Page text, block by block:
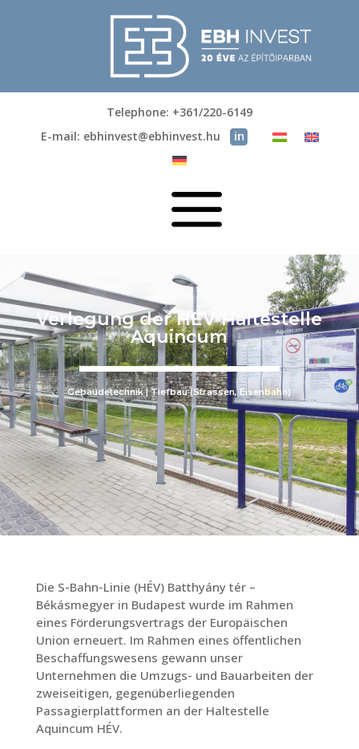
Telephone: +361/220-6149
E-mail: ebhinvest@ebhinvest.hu
a
Verlegung der HÉV-Haltestelle
Aquincum
Gebäudetechnik | Tiefbau (Strassen, Eisenbahn)
Die S-Bahn-Linie (HÉV) Batthyány tér –
Békásmegyer in Budapest wurde im Rahmen
eines Förderungsvertrags der Europäischen
Union erneuert. Im Rahmen eines öffentlichen
Beschaffungswesens gewann unser
Unternehmen die Umzugs- und Bauarbeiten der
zweiseitigen, gegenüberliegenden
Passagierplattformen an der Haltestelle
Aquincum HÉV.